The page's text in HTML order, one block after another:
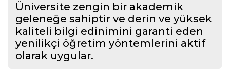
Üniversite zengin bir akademik
geleneğe sahiptir ve derin ve yüksek
kaliteli bilgi edinimini garanti eden
yenilikçi öğretim yöntemlerini aktif
olarak uygular.